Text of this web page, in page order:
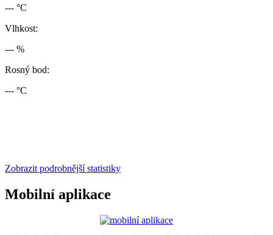
--- °C
Vlhkost:
--- %
Rosný bod:
--- °C
Zobrazit podrobnější statistiky
Mobilní aplikace